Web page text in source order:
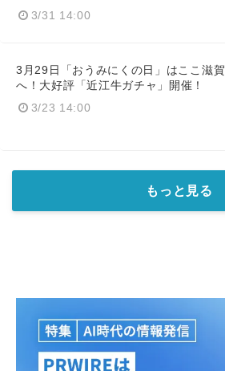
3/31 14:00
3月29日「おうみにくの日」はここ滋賀
へ！大好評「近江牛ガチャ」開催！
3/23 14:00
もっと見る